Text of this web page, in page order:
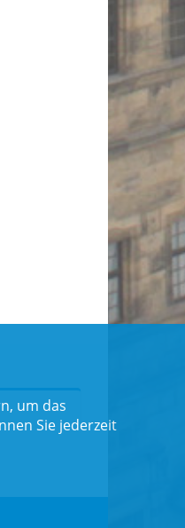
um das
Sie jederzeit